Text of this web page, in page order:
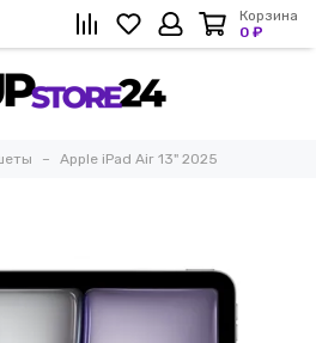
Корзина
0 ₽
Apple iPad Air 13" 2025